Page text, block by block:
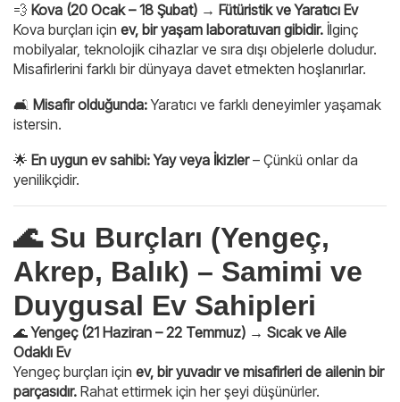
💨 Kova (20 Ocak – 18 Şubat) → Fütüristik ve Yaratıcı Ev
Kova burçları için ev, bir yaşam laboratuvarı gibidir. İlginç
mobilyalar, teknolojik cihazlar ve sıra dışı objelerle doludur.
Misafirlerini farklı bir dünyaya davet etmekten hoşlanırlar.
🛋 Misafir olduğunda:Yaratıcı ve farklı deneyimler yaşamak
istersin.
🌟 En uygun ev sahibi: Yay veya İkizler– Çünkü onlar da
yenilikçidir.
🌊 Su Burçları (Yengeç,
Akrep, Balık) – Samimi ve
Duygusal Ev Sahipleri
🌊Yengeç (21 Haziran – 22 Temmuz) → Sıcak ve Aile
Odaklı Ev
Yengeç burçları için ev, bir yuvadır ve misafirleri de ailenin bir
parçasıdır. Rahat ettirmek için her şeyi düşünürler.